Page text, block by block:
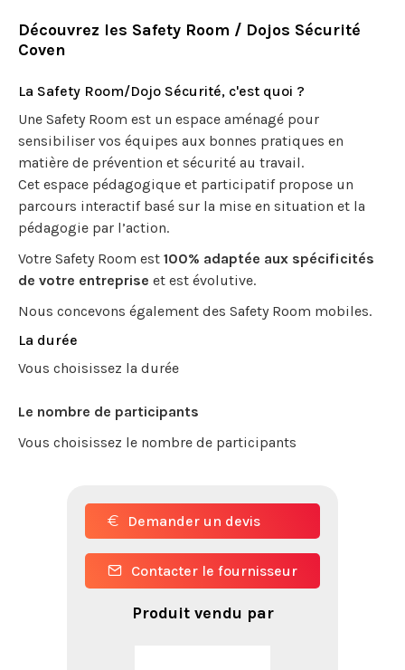
Découvrez les Safety Room / Dojos Sécurité
Coven
La Safety Room/Dojo Sécurité, c'est quoi ?
Une Safety Room est un espace aménagé pour
sensibiliser vos équipes aux bonnes pratiques en
matière de prévention et sécurité au travail.
Cet espace pédagogique et participatif propose un
parcours interactif basé sur la mise en situation et la
pédagogie par l’action.
Votre Safety Room est 100% adaptée aux spécificités
de votre entreprise et est évolutive.
Nous concevons également des Safety Room mobiles.
La durée
Vous choisissez la durée
Le nombre de participants
Vous choisissez le nombre de participants
Demander un devis
Contacter le fournisseur
Produit vendu par